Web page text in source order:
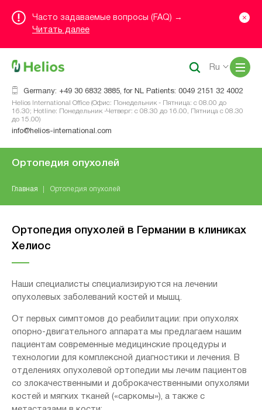
Часто задаваемые вопросы (FAQ) →
Читать далее
Germany: +49 30 6832 3885, for NL Patients: 0049 2151 32 4002
Helios International Office (Офис: Понедельник - Пятница: с 08.00 до
16.30; Hotline: Понедельник -Четверг: с 08.30 до 16.00, Пятница с 08.30
до 15.00)
info@helios-international.com
Ru
Ортопедия опухолей
Главная Ортопедия опухолей
Ортопедия опухолей в Германии в клиниках
Хелиос
Наши специалисты специализируются на лечении
опухолевых заболеваний костей и мышц.
От первых симптомов до реабилитации: при опухолях
опорно-двигательного аппарата мы предлагаем нашим
пациентам современные медицинские процедуры и
технологии для комплексной диагностики и лечения. В
отделениях опухолевой ортопедии мы лечим пациентов
со злокачественными и доброкачественными опухолями
костей и мягких тканей («саркомы»), а также с